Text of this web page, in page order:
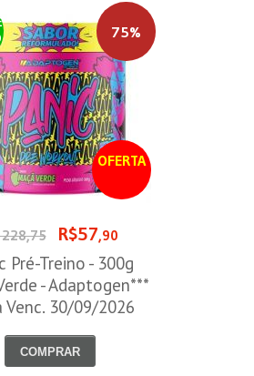
OFERTA
75%
228,75 R$57,90
Pré-Treino - 300g
- Adaptogen***
Venc. 30/09/2026
COMPRAR